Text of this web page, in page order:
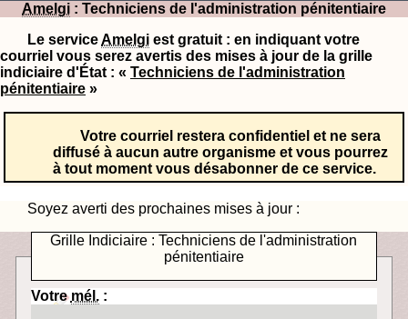
Amelgi : Techniciens de l'administration pénitentiaire
Le serviceAmelgi est gratuit : en indiquant votre
courriel vous serez avertis des mises à jour de la grille
indiciaire d'État : « Techniciens de l'administration
pénitentiaire »
Votre courriel restera confidentiel et ne sera
diffusé à aucun autre organisme et vous pourrez
à tout moment vous désabonner de ce service.
Soyez averti des prochaines mises à jour :
Grille Indiciaire : Techniciens de l'administration
pénitentiaire
Votremél.: